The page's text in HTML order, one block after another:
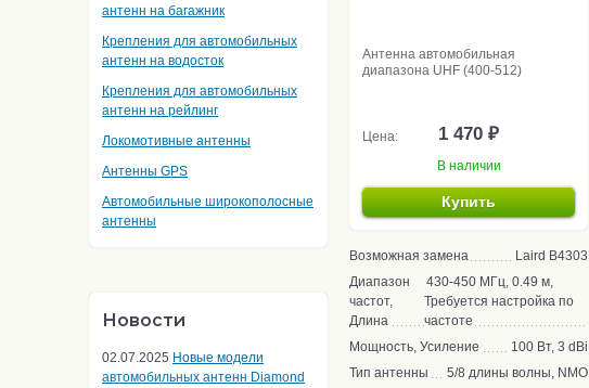
антенн на багажник
Крепления для автомобильных
антенн на водосток
Крепления для автомобильных
антенн на рейлинг
Локомотивные антенны
Антенны GPS
Автомобильные широкополосные
антенны
Новости
02.07.2025 Новые модели
автомобильных антенн Diamond
Антенна автомобильная
диапазона UHF (400-512)
Цена: 1 470 ₽
В наличии
Купить
Возможная замена
Laird B4303
Диапазон
частот,
Длина
430-450 МГц, 0.49 м,
Требуется настройка по
частоте
Мощность, Усиление
100 Вт, 3 dBi
Тип антенны
5/8 длины волны, NMO